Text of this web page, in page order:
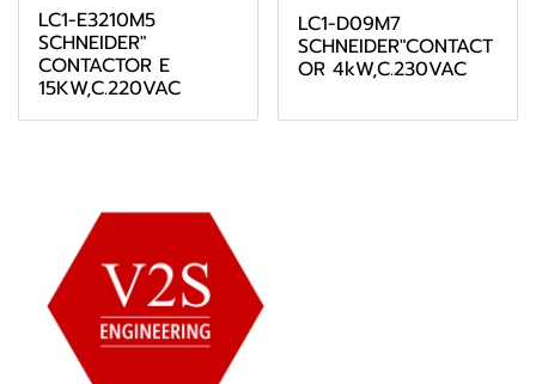
LC1-E3210M5
SCHNEIDER"
CONTACTOR E
15KW,C.220VAC
LC1-D09M7
SCHNEIDER"CONTACT
OR 4kW,C.230VAC